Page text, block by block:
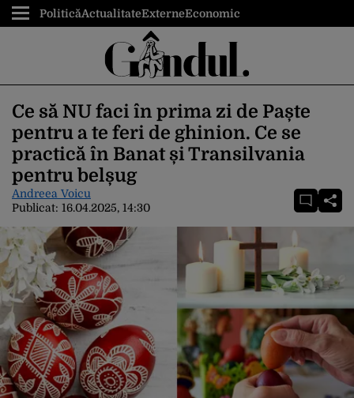
PoliticăActualitateExterneEconomic
Ce să NU faci în prima zi de Paște
pentru a te feri de ghinion. Ce se
practică în Banat și Transilvania
pentru belșug
Andreea Voicu
Publicat: 16.04.2025, 14:30